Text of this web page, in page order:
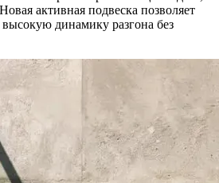
активная подвеска позволяет
высокую динамику разгона без